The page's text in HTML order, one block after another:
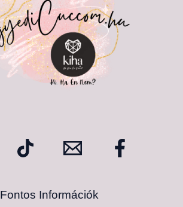
Fontos Információk